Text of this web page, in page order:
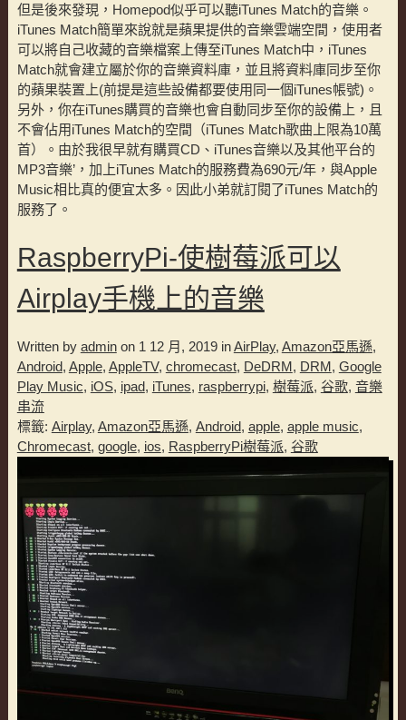
但是後來發現，Homepod似乎可以聽iTunes Match的音樂。
iTunes Match簡單來說就是蘋果提供的音樂雲端空間，使用者
可以將自己收藏的音樂檔案上傳至iTunes Match中，iTunes
Match就會建立屬於你的音樂資料庫，並且將資料庫同步至你
的蘋果裝置上(前提是這些設備都要使用同一個iTunes帳號)。
另外，你在iTunes購買的音樂也會自動同步至你的設備上，且
不會佔用iTunes Match的空間（iTunes Match歌曲上限為10萬
首）。由於我很早就有購買CD、iTunes音樂以及其他平台的
MP3音樂’，加上iTunes Match的服務費為690元/年，與Apple
Music相比真的便宜太多。因此小弟就訂閱了iTunes Match的
服務了。
RaspberryPi-使樹莓派可以
Airplay手機上的音樂
Written by adminon 1 12 月, 2019 inAirPlay, Amazon亞馬遜,
Android, Apple, AppleTV, chromecast, DeDRM, DRM, Google
Play Music, iOS, ipad, iTunes, raspberrypi, 樹莓派, 谷歌, 音樂
串流
標籤: Airplay, Amazon亞馬遜, Android, apple, apple music,
Chromecast, google, ios, RaspberryPi樹莓派, 谷歌